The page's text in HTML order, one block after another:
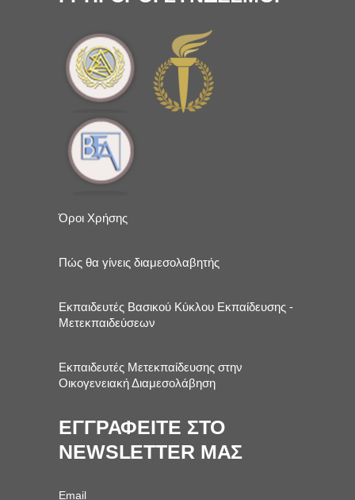
Όροι Χρήσης
Πώς θα γίνεις διαμεσολαβητής
Εκπαιδευτές Βασικού Κύκλου Εκπαίδευσης -
Μετεκπαιδεύσεων
Εκπαιδευτές Μετεκπαίδευσης στην
Οικογενειακή Διαμεσολάβηση
ΕΓΓΡΑΦΕΙΤΕ ΣΤΟ
NEWSLETTER ΜΑΣ
Email